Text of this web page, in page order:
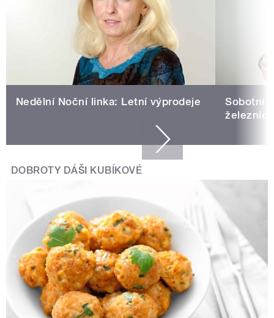
Nedělní Noční linka: Letní výprodeje
Sobotní
železnicí
DOBROTY DÁŠI KUBÍKOVÉ